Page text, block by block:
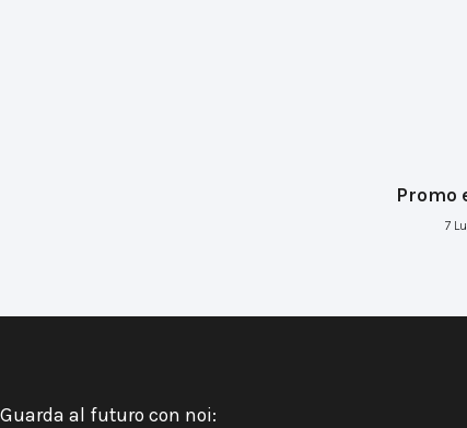
Promo
7
Guarda al futuro con noi: